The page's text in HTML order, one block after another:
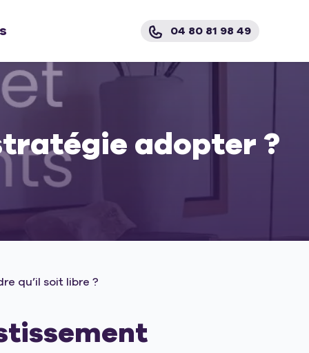
04 80 81 98 49
adopter ?
qu’il soit libre ?